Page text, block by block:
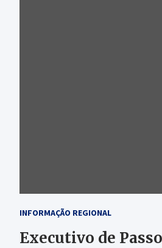
INFORMAÇÃO REGIONAL
Executivo de